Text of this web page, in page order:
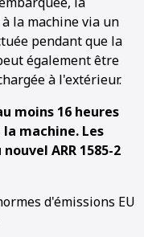
la machine via un
pendant que la
également être
à l'extérieur.
moins 16 heures
machine. Les
ARR 1585-2
d'émissions EU